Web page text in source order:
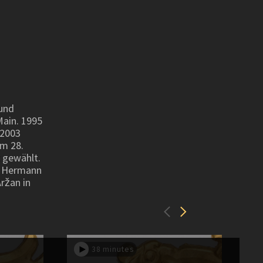
1995
28.
gewählt.
in
38 minutes